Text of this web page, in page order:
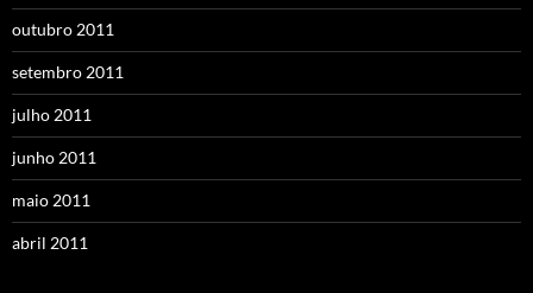
outubro 2011
setembro 2011
julho 2011
junho 2011
maio 2011
abril 2011